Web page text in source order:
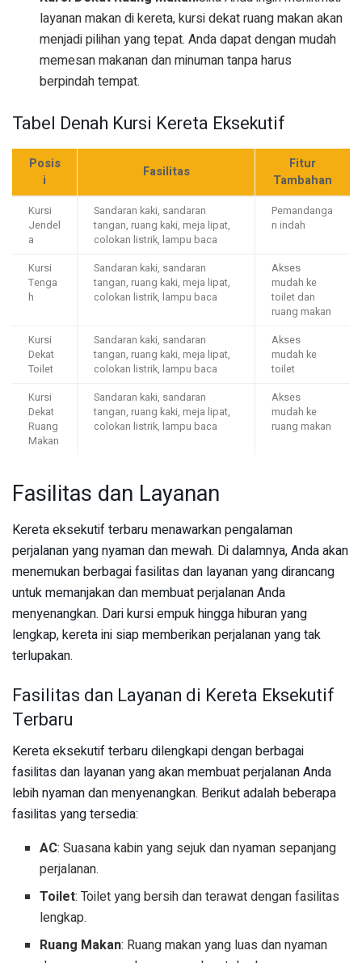
layanan makan di kereta, kursi dekat ruang makan akan
menjadi pilihan yang tepat. Anda dapat dengan mudah
memesan makanan dan minuman tanpa harus
berpindah tempat.
Tabel Denah Kursi Kereta Eksekutif
Posis
i
Fasilitas
Fitur
Tambahan
Kursi
Jendel
a
Sandaran kaki, sandaran
tangan, ruang kaki, meja lipat,
colokan listrik, lampu baca
Pemandanga
n indah
Kursi
Tenga
h
Sandaran kaki, sandaran
tangan, ruang kaki, meja lipat,
colokan listrik, lampu baca
Akses
mudah ke
toilet dan
ruang makan
Kursi
Dekat
Toilet
Sandaran kaki, sandaran
tangan, ruang kaki, meja lipat,
colokan listrik, lampu baca
Akses
mudah ke
toilet
Kursi
Dekat
Ruang
Makan
Sandaran kaki, sandaran
tangan, ruang kaki, meja lipat,
colokan listrik, lampu baca
Akses
mudah ke
ruang makan
Fasilitas dan Layanan
Kereta eksekutif terbaru menawarkan pengalaman
perjalanan yang nyaman dan mewah. Di dalamnya, Anda akan
menemukan berbagai fasilitas dan layanan yang dirancang
untuk memanjakan dan membuat perjalanan Anda
menyenangkan. Dari kursi empuk hingga hiburan yang
lengkap, kereta ini siap memberikan perjalanan yang tak
terlupakan.
Fasilitas dan Layanan di Kereta Eksekutif
Terbaru
Kereta eksekutif terbaru dilengkapi dengan berbagai
fasilitas dan layanan yang akan membuat perjalanan Anda
lebih nyaman dan menyenangkan. Berikut adalah beberapa
fasilitas yang tersedia:
AC: Suasana kabin yang sejuk dan nyaman sepanjang
perjalanan.
Toilet: Toilet yang bersih dan terawat dengan fasilitas
lengkap.
Ruang Makan: Ruang makan yang luas dan nyaman